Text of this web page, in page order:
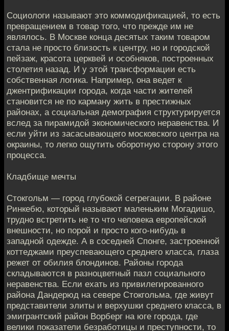
Социологи называют это коммодификацией, то есть
превращением в товар того, что прежде им не
являлось. В Москве конца десятых таким товаром
стала не просто близость к центру, но и городской
пейзаж, красота церквей и особняков, построенных
столетия назад. И у этой трансформации есть
собственная логика. Например, она ведет к
джентрификации города, когда части жителей
становится не по карману жить в престижных
районах, а социальная демография структурируется
вслед за пирамидой экономического неравенства. И
если уйти из засасывающего московского центра на
окраины, то легко ощутить оборотную сторону этого
процесса.
Кладбище мечты
Стокгольм — город глубокой сегрегации. В районе
Ринкебю, который называют маленьким Могадишо,
трудно встретить не то что человека европейской
внешности, но порой и просто кого-нибудь в
западной одежде. А в соседней Спонге, застроенной
коттеджами преуспевающего среднего класса, глаза
режет от обилия блондинов. Районы города
складываются в разноцветный пазл социального
неравенства. Если ехать из привилегированного
района Дандерюд на севере Стокгольма, где живут
представители элиты и верхушки среднего класса, в
эмигрантский район Ворберг на юге города, где
велики показатели безработицы и преступности, то